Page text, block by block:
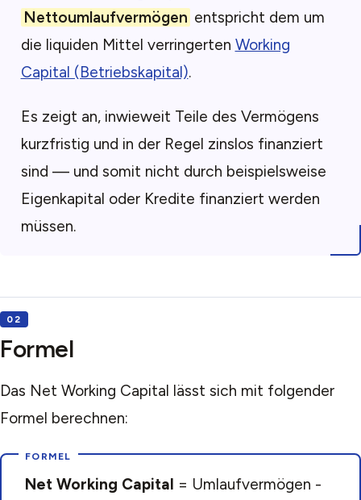
Nettoumlaufvermögen entspricht dem um
die liquiden Mittel verringerten Working
Capital (Betriebskapital).
Es zeigt an, inwieweit Teile des Vermögens
kurzfristig und in der Regel zinslos finanziert
sind — und somit nicht durch beispielsweise
Eigenkapital oder Kredite finanziert werden
müssen.
Formel
Das Net Working Capital lässt sich mit folgender
Formel berechnen:
Net Working Capital = Umlaufvermögen -